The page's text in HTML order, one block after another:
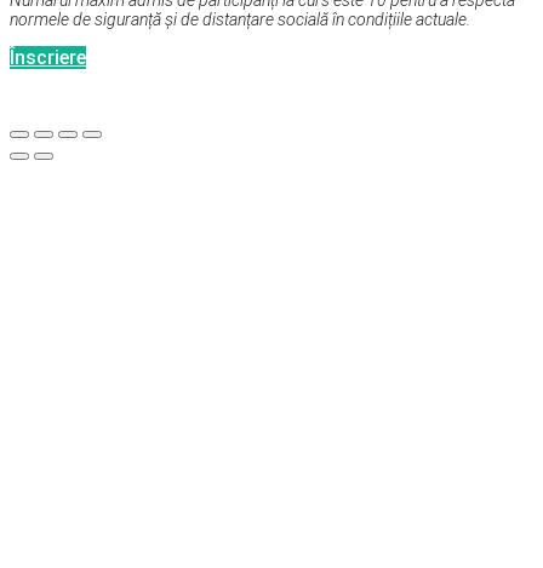
normele de siguranță și de distanțare socială în condițiile actuale.
Înscriere